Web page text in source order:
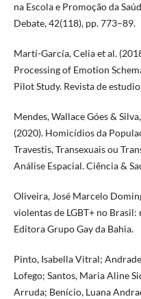
na Escola e Promoção da
Debate, 42(118), pp. 773–89.
Martí-García, Celia et al.
Processing of Emotion
Pilot Study. Revista de
Mendes, Wallace Góes &
(2020). Homicídios da
Travestis, Transexuais ou
Análise Espacial. Ciência &
Oliveira, José Marcelo
violentas de LGBT+ no
Editora Grupo Gay da Bahia.
Pinto, Isabella Vitral;
Lofego; Santos, Maria Aline
Arruda; Benício, Luana